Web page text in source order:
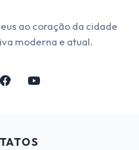
ao coração da cidade
moderna e atual.